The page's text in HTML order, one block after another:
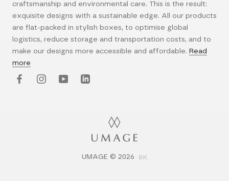
craftsmanship and environmental care. This is the result:
exquisite designs with a sustainable edge. All our products
are flat-packed in stylish boxes, to optimise global
logistics, reduce storage and transportation costs, and to
make our designs more accessible and affordable. Read
more
UMAGE © 2026